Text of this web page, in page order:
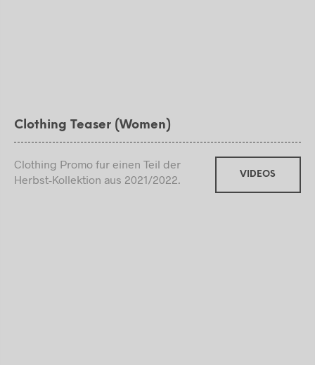
Clothing Teaser (Women)
Clothing Promo fur einen Teil der
Herbst-Kollektion aus 2021/2022.
VIDEOS